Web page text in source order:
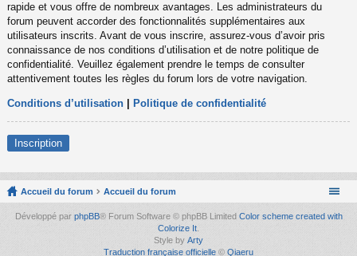
rapide et vous offre de nombreux avantages. Les administrateurs du
forum peuvent accorder des fonctionnalités supplémentaires aux
utilisateurs inscrits. Avant de vous inscrire, assurez-vous d’avoir pris
connaissance de nos conditions d’utilisation et de notre politique de
confidentialité. Veuillez également prendre le temps de consulter
attentivement toutes les règles du forum lors de votre navigation.
Conditions d’utilisation Politique de confidentialité
Inscription
Accueil du forum Accueil du forum
Développé par phpBB® Forum Software © phpBB Limited Color scheme created with
Colorize It.
Style by Arty
Traduction française officielle © Qiaeru